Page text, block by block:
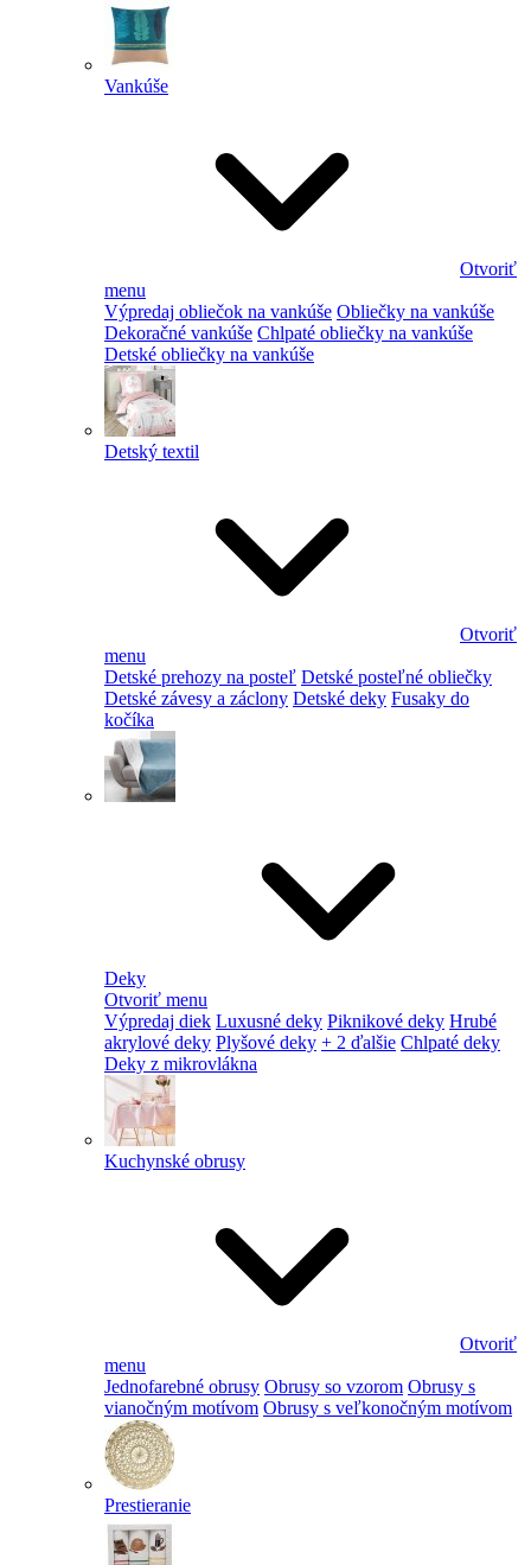
Vankúše
Otvoriť
menu
Výpredaj obliečok na vankúše Obliečky na vankúše
Dekoračné vankúše Chlpaté obliečky na vankúše
Detské obliečky na vankúše
Detský textil
Otvoriť
menu
Detské prehozy na posteľ Detské posteľné obliečky
Detské závesy a záclony Detské deky Fusaky do
kočíka
Deky
Otvoriť menu
Výpredaj diek Luxusné deky Piknikové deky Hrubé
akrylové deky Plyšové deky + 2 ďalšie Chlpaté deky
Deky z mikrovlákna
Kuchynské obrusy
Otvoriť
menu
Jednofarebné obrusy Obrusy so vzorom Obrusy s
vianočným motívom Obrusy s veľkonočným motívom
Prestieranie